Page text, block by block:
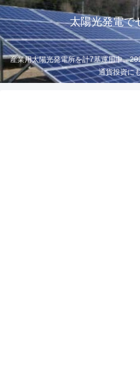
太陽光発電で
産業用太陽光発電所を計7基運用中。
通貨投資に